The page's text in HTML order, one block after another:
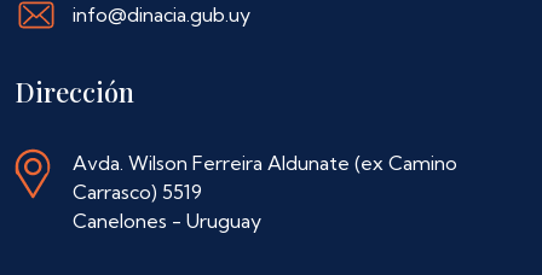
info@dinacia.gub.uy
Dirección
Avda. Wilson Ferreira Aldunate (ex Camino
Carrasco) 5519
Canelones - Uruguay